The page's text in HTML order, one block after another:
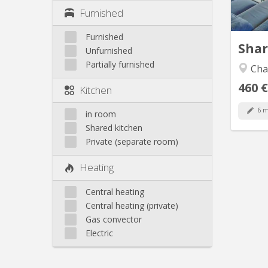
Furnished
Furnished
Unfurnished
Partially furnished
Kitchen
in room
Shared kitchen
Private (separate room)
Heating
Central heating
Central heating (private)
Gas convector
Electric
460 €
6
jeux,